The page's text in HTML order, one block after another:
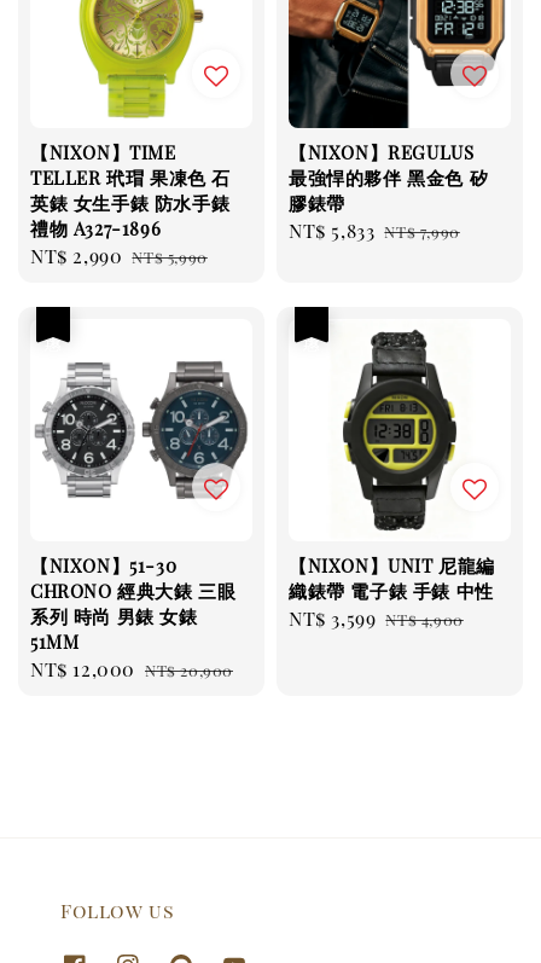
【NIXON】TIME
TELLER 玳瑁 果凍色 石
英錶 女生手錶 防水手錶
禮物 A327-1896
Sale
NT$ 2,990 Regular
NT$ 5,990
【NIXON】REGULUS
最強悍的夥伴 黑金色 矽
膠錶帶
Sale
NT$ 5,833 Regular
NT$ 7,990
【NIXON】51-30
CHRONO 經典大錶 三眼
系列 時尚 男錶 女錶
51MM
Sale
NT$ 12,000 Regular
NT$ 20,900
【NIXON】UNIT 尼龍編
織錶帶 電子錶 手錶 中性
Sale
NT$ 3,599 Regular
NT$ 4,900
Follow us